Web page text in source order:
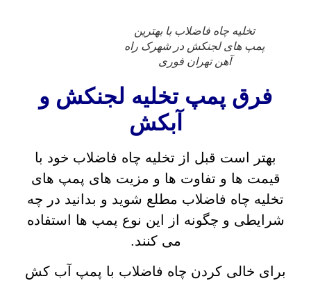
تخلیه چاه فاضلاب با بهترین
پمپ های لجنکش در شهرک راه
آهن تهران فوری
فرق پمپ تخلیه لجنکش و
آبکش
بهتر است قبل از تخلیه چاه فاضلاب خود با
قیمت ها و تفاوت ها و مزیت های پمپ های
تخلیه چاه فاضلاب مطلع شوید و بدانید در چه
شرایطی و چگونه از این نوع پمپ ها استفاده
می کنند.
برای خالی کردن چاه فاضلاب با پمپ آب کش